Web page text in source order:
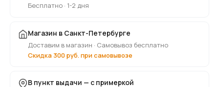
Бесплатно · 1-2 дня
Магазин в Санкт-Петербурге
Доставим в магазин · Самовывоз бесплатно
Скидка 300 руб. при самовывозе
В пункт выдачи — с примеркой